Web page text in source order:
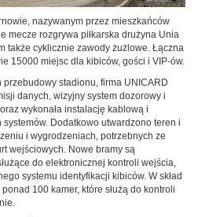
nazywanym przez mieszkańców
mecze rozgrywa piłkarska drużyna Unia
także cyklicznie zawody żużlowe. Łączna
15000 miejsc dla kibiców, gości i VIP-ów.
przebudowy stadionu, firma UNICARD
danych, wizyjny system dozorowy i
wykonała instalację kablową i
Dodatkowo utwardzono teren i
i wygrodzeniach, potrzebnych ze
wejściowych. Nowe bramy są
do elektronicznej kontroli wejścia,
systemu identyfikacji kibiców. W skład
100 kamer, które służą do kontroli